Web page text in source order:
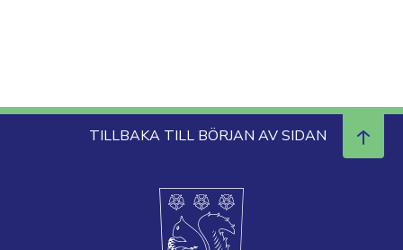
TILLBAKA TILL BÖRJAN AV SIDAN